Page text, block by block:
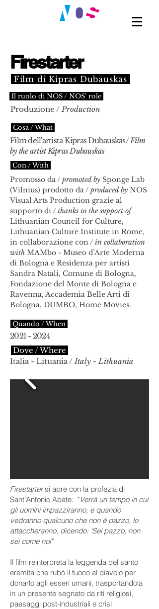
Firestarter
Film di Kipras Dubauskas
Il ruolo di NOS / NOS' role
Produzione / Production
Cosa / What
Film dell'artista Kipras Dubauskas/Film
by the artist Kipras Dubauskas
Con / With
Promosso da / promoted by Sponge Lab
(Vilnius) prodotto da / produced by NOS
Visual Arts Production grazie al
supporto di / thanks to the support of
Lithuanian Council for Culture,
Lithuanian Culture Institute in Rome,
in collaborazione con / in collaboration
with MAMbo - Museo d’Arte Moderna
di Bologna e Residenza per artisti
Sandra Natali, Comune di Bologna,
Fondazione del Monte di Bologna e
Ravenna, Accademia Belle Arti di
Bologna, DUMBO, Home Movies.
Quando / When
2021 - 2024
Dove / Where
Italia - Lituania /Italy - Lithuania
Firestartersi apre con la profezia di
Sant’Antonio Abate: "Verrà un tempo in cui
gli uomini impazziranno, e quando
vedranno qualcuno che non è pazzo, lo
attaccheranno, dicendo: 'Sei pazzo; non
sei come noi'"
Il film reinterpreta la leggenda del santo
eremita che rubò il fuoco al diavolo per
donarlo agli esseri umani, trasportandola
in un presente segnato da riti religiosi,
paesaggi post-industriali e crisi